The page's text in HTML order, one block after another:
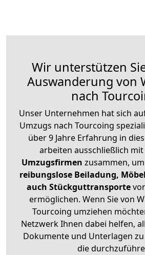
Wir unterstützen
Auswanderung von
nach
Unser Unternehmen hat sich
Umzugs nach Tourcoing
über 9 Jahre Erfahrung in
arbeiten ausschließlich mit
Umzugsfirmen zusammen,
reibungslose Beiladung,
auch Stückguttransporte
ermöglichen. Wenn Sie von
Tourcoing umziehen
Netzwerk Ihnen dabei helfen,
Dokumente und Unterlagen
die